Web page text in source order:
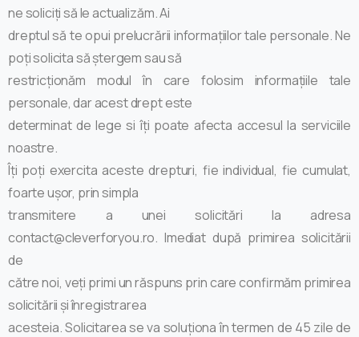
ne soliciți să le actualizăm. Ai
dreptul să te opui prelucrării informațiilor tale personale. Ne
poți solicita să ștergem sau să
restricționăm modul în care folosim informațiile tale
personale, dar acest drept este
determinat de lege si îți poate afecta accesul la serviciile
noastre.
Îți poți exercita aceste drepturi, fie individual, fie cumulat,
foarte ușor, prin simpla
transmitere a unei solicitări la adresa
contact@cleverforyou.ro. Imediat după primirea solicitării
de
către noi, veți primi un răspuns prin care confirmăm primirea
solicitării și înregistrarea
acesteia. Solicitarea se va soluționa în termen de 45 zile de